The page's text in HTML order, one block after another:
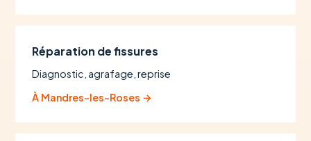
Réparation de fissures
Diagnostic, agrafage, reprise
À Mandres-les-Roses →